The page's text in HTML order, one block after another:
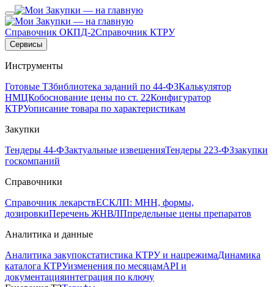
Справочник ОКПД-2Справочник КТРУ
Сервисы
Инструменты
Готовые ТЗбиблиотека заданий по 44-ФЗКалькулятор
НМЦКобоснование цены по ст. 22Конфигуратор
КТРУописание товара по характеристикам
Закупки
Тендеры 44-ФЗактуальные извещенияТендеры 223-ФЗзакупки
госкомпаний
Справочники
Справочник лекарствЕСКЛП: МНН, формы,
дозировкиПеречень ЖНВЛПпредельные цены препаратов
Аналитика и данные
Аналитика закупокстатистика КТРУ и нацрежимаДинамика
каталога КТРУизменения по месяцамAPI и
документацияинтеграция по ключу